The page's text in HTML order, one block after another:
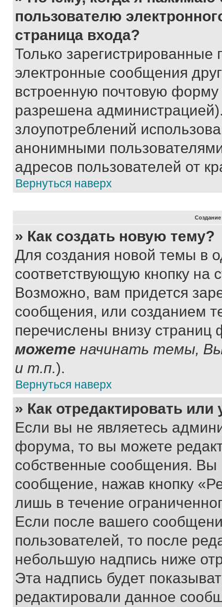
пользователю
страница входа?
Только зарегистрированные
электронные сообщения
встроенную почтовую
разрешена
злоупотреблений
анонимными
адресов пользователей от
Вернуться наверх
» Как создать новую тему?
Для создания новой темы в
соответствующую кнопку
Возможно, вам придется
сообщения, или созданием
перечислены внизу
можете начинать темы,
и т.п.).
Вернуться наверх
» Как отредактировать
Если вы не являетесь
форума, то вы можете
собственные сообщения. Вы
сообщение, нажав кнопку
лишь в течение
Если после вашего
пользователей, то после
небольшую надпись ниже
Эта надпись будет
редактировали данное